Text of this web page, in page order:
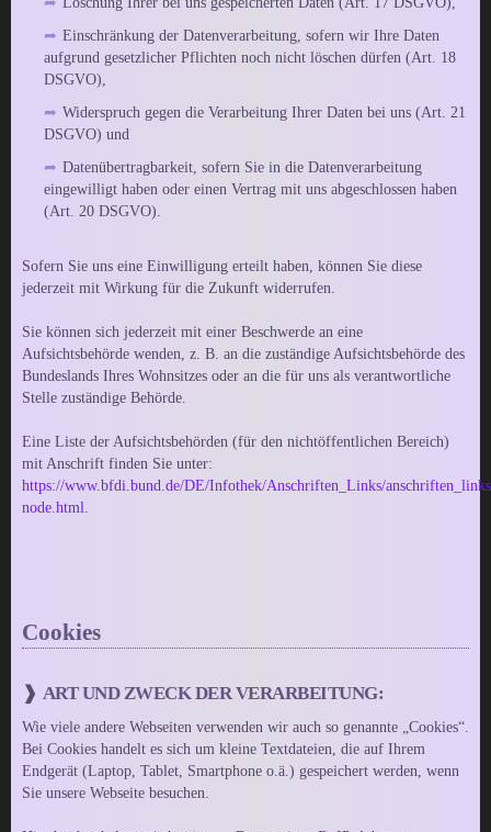
Einschränkung der Datenverarbeitung, sofern wir Ihre Daten
aufgrund gesetzlicher Pflichten noch nicht löschen dürfen (Art. 18
DSGVO),
Widerspruch gegen die Verarbeitung Ihrer Daten bei uns (Art. 21
DSGVO) und
Datenübertragbarkeit, sofern Sie in die Datenverarbeitung
eingewilligt haben oder einen Vertrag mit uns abgeschlossen haben
(Art. 20 DSGVO).
Sofern Sie uns eine Einwilligung erteilt haben, können Sie diese
jederzeit mit Wirkung für die Zukunft widerrufen.
Sie können sich jederzeit mit einer Beschwerde an eine
Aufsichtsbehörde wenden, z. B. an die zuständige Aufsichtsbehörde des
Bundeslands Ihres Wohnsitzes oder an die für uns als verantwortliche
Stelle zuständige Behörde.
Eine Liste der Aufsichtsbehörden (für den nichtöffentlichen Bereich)
mit Anschrift finden Sie unter:
https://www.bfdi.bund.de/DE/Infothek/Anschriften_Links/
node.html.
Cookies
ART UND ZWECK DER VERARBEITUNG:
Wie viele andere Webseiten verwenden wir auch so genannte „Cookies“.
Bei Cookies handelt es sich um kleine Textdateien, die auf Ihrem
Endgerät (Laptop, Tablet, Smartphone o.ä.) gespeichert werden, wenn
Sie unsere Webseite besuchen.